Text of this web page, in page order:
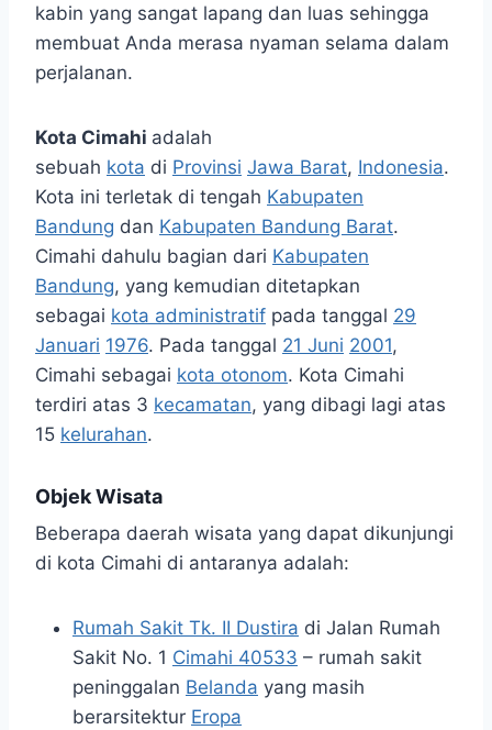
kabin yang sangat lapang dan luas sehingga
membuat Anda merasa nyaman selama dalam
perjalanan.
Kota Cimahi adalah
sebuah kota di Provinsi Jawa Barat, Indonesia.
Kota ini terletak di tengah Kabupaten
Bandung dan Kabupaten Bandung Barat.
Cimahi dahulu bagian dari Kabupaten
Bandung, yang kemudian ditetapkan
sebagai kota administratif pada tanggal 29
Januari 1976. Pada tanggal 21 Juni 2001,
Cimahi sebagai kota otonom. Kota Cimahi
terdiri atas 3 kecamatan, yang dibagi lagi atas
15 kelurahan.
Objek Wisata
Beberapa daerah wisata yang dapat dikunjungi
di kota Cimahi di antaranya adalah:
Rumah Sakit Tk. II Dustira di Jalan Rumah
Sakit No. 1 Cimahi 40533 – rumah sakit
peninggalan Belanda yang masih
berarsitektur Eropa